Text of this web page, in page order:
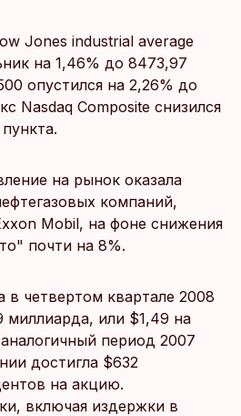
Jones industrial average
на 1,46% до 8473,97
опустился на 2,26% до
Nasdaq Composite снизился
на рынок оказала
компаний,
Mobil, на фоне снижения
почти на 8%.
в четвертом квартале 2008
миллиарда, или $1,49 на
период 2007
достигла $632
на акцию.
включая издержки в